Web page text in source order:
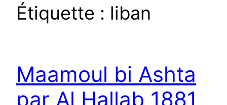
Étiquette : liban
Maamoul bi Ashta
par Al Hallab 1881